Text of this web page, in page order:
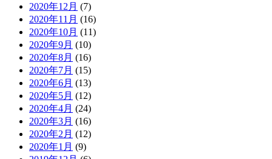
2020年12月 (7)
2020年11月 (16)
2020年10月 (11)
2020年9月 (10)
2020年8月 (16)
2020年7月 (15)
2020年6月 (13)
2020年5月 (12)
2020年4月 (24)
2020年3月 (16)
2020年2月 (12)
2020年1月 (9)